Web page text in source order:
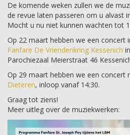
De komende weken zullen we de
de revue laten passeren om u alvast
Mocht u nu niet kunnen wachten tot
Op 22 maart hebben we een concert
Fanfare De Vriendenkring Kessenich
Parochiezaal Meierstraat 46
Op 29 maart hebben we een concert
Dieteren, inloop vanaf 14:30.
Graag tot ziens!
Meer uitleg over de muziekwerken: